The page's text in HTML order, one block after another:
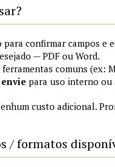
para confirmar campos e
— PDF ou Word.
ferramentas comuns (ex:
para uso interno ou
custo adicional.
/ formatos